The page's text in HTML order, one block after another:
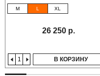
M L XL
26 250 р.
В КОРЗИНУ